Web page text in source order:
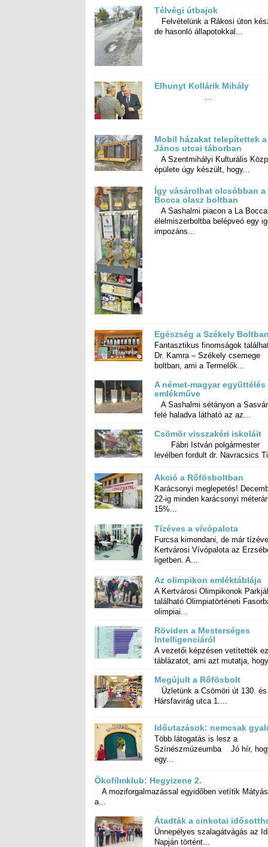
Télvégi útbajok
Felvételünk a Rákosi úton
de hasonló állapotokkal...
Elhunyt Kollárik Mihály
...
Mobil házakat telepítettek a
János utcai táborban
A Szentmihályi Kulturális
épülete úgy készült, hogy...
Így vásárolhat olcsóbban a
Bocca olasz boltban
A Sashalmi piacon a La
élelmiszerboltba belépveó
impozáns...
Egészség a Székely
Fantasztikus finomságok
Dr. Kamra – Székely
boltban, ami a Termelők...
A német-magyar együttélés
emlékműve
A Sashalmi sétányon a
felé haladva látható az az...
Csömör visszakéri iskoláit
Fábri István polgármester
levélben fordult dr. Navracsics
Akció a Rőfösboltban
Karácsonyi meglepetés!
22-ig minden karácsonyi
15%...
Tízéves a vívópalota
Furcsa kimondani, de már
Kertvárosi Vívópalota az
ligetben. A...
Az olimpikon emléktáblája
A Kertvárosi Olimpikonok
található Olimpiatörténeti
olimpiai...
Röviden a Mesterséges
Intelligenciáról
A vezetői képzésen vetítették
táblázatot, ami azt mutatja,
Megújult a Rőfösbolt
Üzletünk a Csömöri út 130.
Hársfavirág utca 1....
Időutazások: nemcsak
Több látogatás is lesz a
Színészmúzeumba Jó hír, hogy
egy...
Ökofilmklub: Hegyizene 2.
A moziforgalmazással egyidőben vetítik
a...
Átadták a cinkotai
Ünnepélyes szalagátvágás az
Napján történt...